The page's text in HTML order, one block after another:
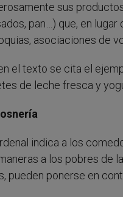
sus
pan…) que, en
asociaciones de
el texto se cita el
de leche fresca y
indica a los
a los pobres de
pueden ponerse en